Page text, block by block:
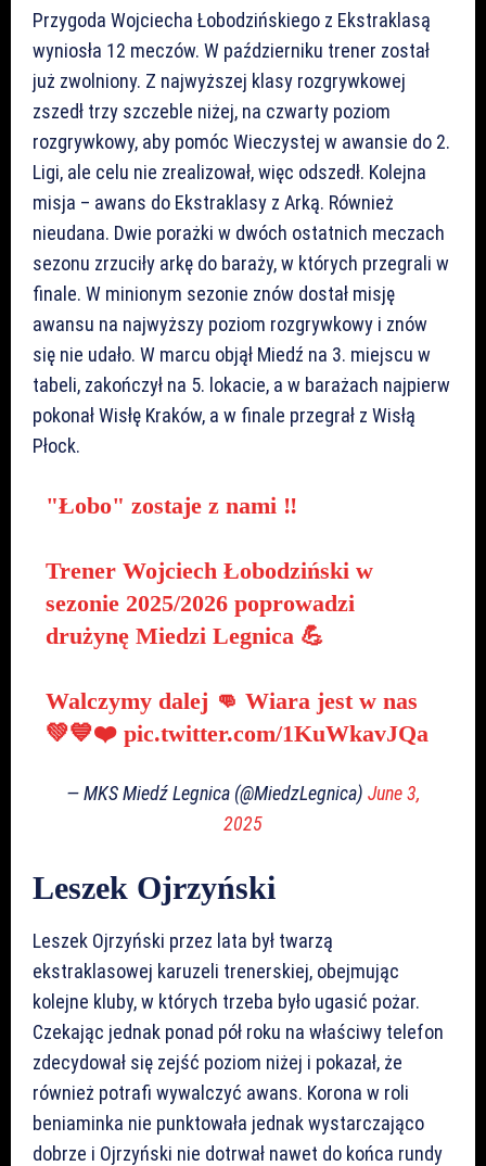
Przygoda Wojciecha Łobodzińskiego z Ekstraklasą
wyniosła 12 meczów. W październiku trener został
już zwolniony. Z najwyższej klasy rozgrywkowej
zszedł trzy szczeble niżej, na czwarty poziom
rozgrywkowy, aby pomóc Wieczystej w awansie do 2.
Ligi, ale celu nie zrealizował, więc odszedł. Kolejna
misja – awans do Ekstraklasy z Arką. Również
nieudana. Dwie porażki w dwóch ostatnich meczach
sezonu zrzuciły arkę do baraży, w których przegrali w
finale. W minionym sezonie znów dostał misję
awansu na najwyższy poziom rozgrywkowy i znów
się nie udało. W marcu objął Miedź na 3. miejscu w
tabeli, zakończył na 5. lokacie, a w barażach najpierw
pokonał Wisłę Kraków, a w finale przegrał z Wisłą
Płock.
"Łobo" zostaje z nami ‼️
Trener Wojciech Łobodziński w
sezonie 2025/2026 poprowadzi
drużynę Miedzi Legnica 💪
Walczymy dalej 👊 Wiara jest w nas
💚💙❤️ pic.twitter.com/1KuWkavJQa
— MKS Miedź Legnica (@MiedzLegnica) June 3,
2025
Leszek Ojrzyński
Leszek Ojrzyński przez lata był twarzą
ekstraklasowej karuzeli trenerskiej, obejmując
kolejne kluby, w których trzeba było ugasić pożar.
Czekając jednak ponad pół roku na właściwy telefon
zdecydował się zejść poziom niżej i pokazał, że
również potrafi wywalczyć awans. Korona w roli
beniaminka nie punktowała jednak wystarczająco
dobrze i Ojrzyński nie dotrwał nawet do końca rundy